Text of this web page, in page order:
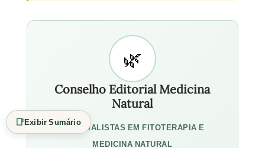
Conselho Editorial Medicina
Natural
ESPECIALISTAS EM FITOTERAPIA E
MEDICINA NATURAL
📑Exibir Sumário